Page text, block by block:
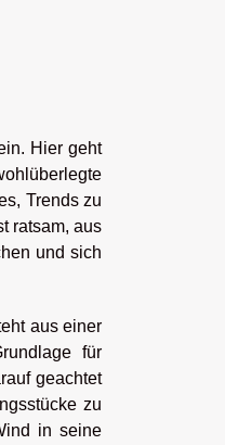
Hier geht
Trends zu
ratsam, aus
und sich
aus einer
für
geachtet
zu
in seine